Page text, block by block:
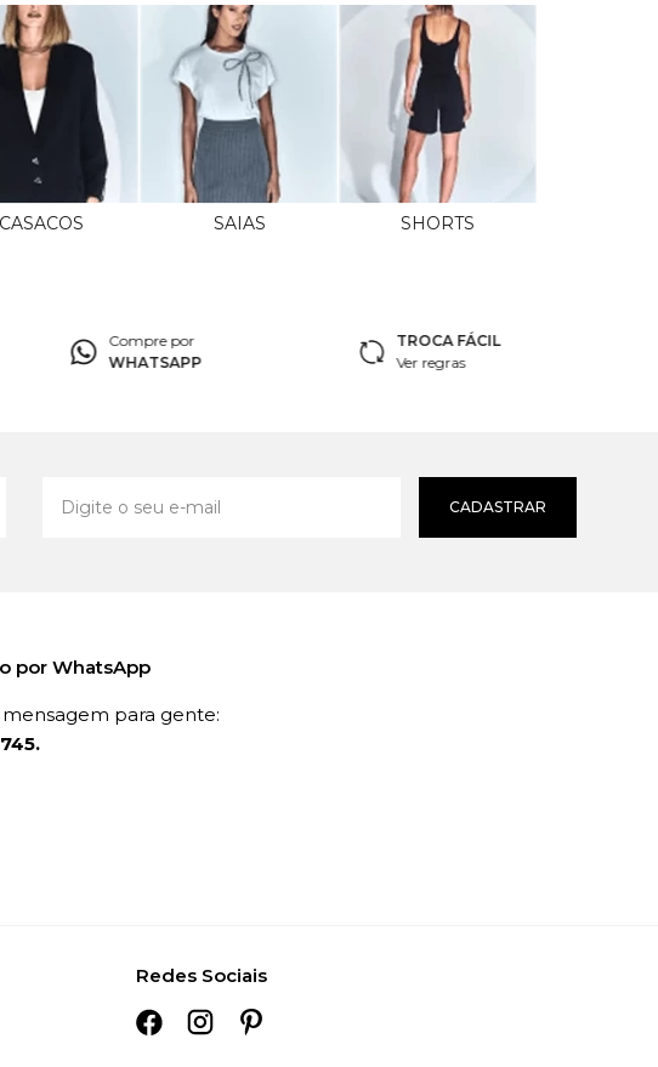
CASACOS SAIAS SHORTS
Compre por
WHATSAPP
TROCA FÁCIL
Ver regras
CADASTRAR
por WhatsApp
para gente:
Redes Sociais